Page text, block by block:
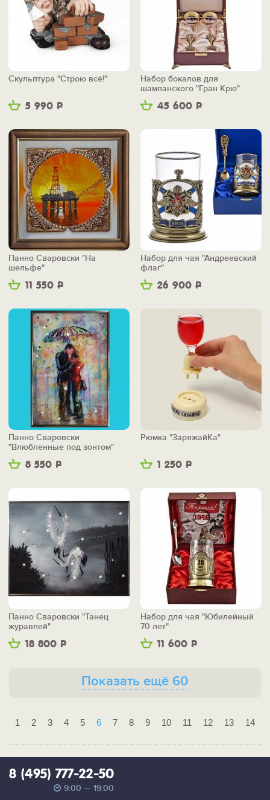
5 990 Р
Скульптура "Строю всё!"
45 600 Р
Набор бокалов для
шампанского "Гран Крю"
11 550 Р
Панно Сваровски "На
шельфе"
26 900 Р
Набор для чая "Андреевский
флаг"
8 550 Р
Панно Сваровски
"Влюбленные под зонтом"
1 250 Р
Рюмка "ЗаряжайКа"
18 800 Р
Панно Сваровски "Танец
журавлей"
11 600 Р
Набор для чая "Юбилейный
70 лет"
Показать ещё 60
1 2 3 4 5 6 7 8 9 10 11 12 13 14
8 (495) 777-22-50
9:00 — 19:00